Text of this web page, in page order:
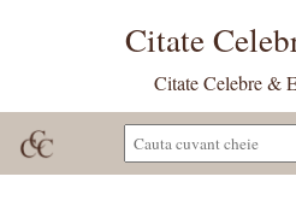
Citate
Citate Celebre &